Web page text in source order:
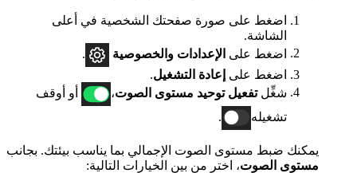
اضغط على صورة صفحتك الشخصية في أعلى
الشاشة.
اضغط على الإعدادات والخصوصية
.
اضغط على إعادة التشغيل.
شغِّلتفعيل توحيد مستوى الصوت،
أو أوقف
تشغيله
.
يمكنك ضبط مستوى الصوت الإجمالي بما يناسب بيئتك. بجانب
مستوى الصوت، اختر من بين الخيارات التالية: